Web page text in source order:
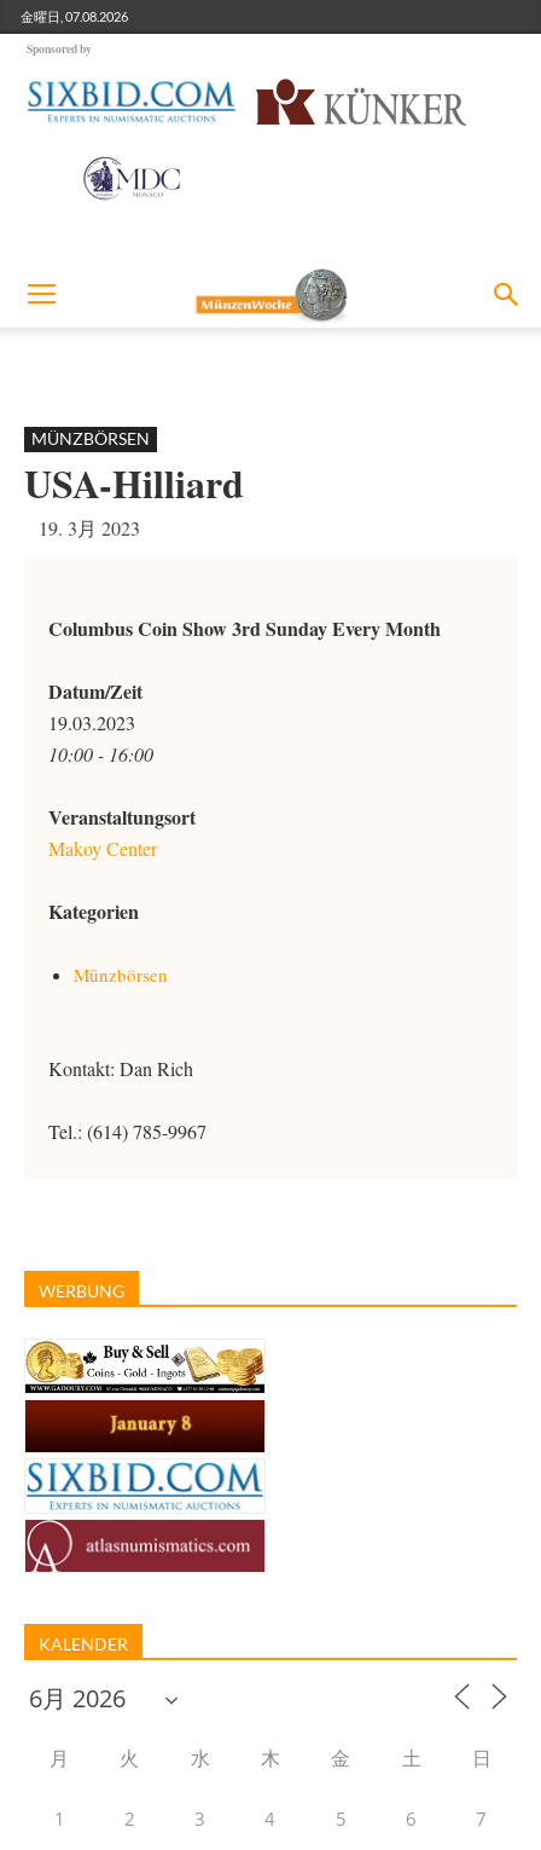
金曜日, 07.08.2026
Sponsored by
MÜNZBÖRSEN
USA-Hilliard
19. 3月 2023
Columbus Coin Show 3rd Sunday Every Month
Datum/Zeit
19.03.2023
10:00 - 16:00
Veranstaltungsort
Makoy Center
Kategorien
Münzbörsen
Kontakt: Dan Rich
Tel.: (614) 785-9967
WERBUNG
KALENDER
月 火 水 木 金 土 日
1 2 3 4 5 6 7